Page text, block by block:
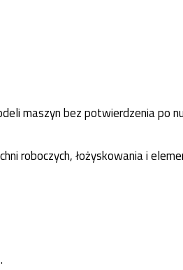
maszyn bez potwierdzenia po
roboczych, łożyskowania i